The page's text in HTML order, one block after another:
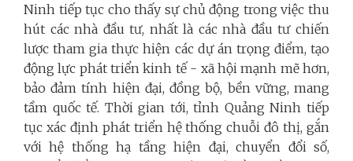
Ninh tiếp tục cho thấy sự chủ động trong việc thu
hút các nhà đầu tư, nhất là các nhà đầu tư chiến
lược tham gia thực hiện các dự án trọng điểm, tạo
động lực phát triển kinh tế - xã hội mạnh mẽ hơn,
bảo đảm tính hiện đại, đồng bộ, bền vững, mang
tầm quốc tế. Thời gian tới, tỉnh Quảng Ninh tiếp
tục xác định phát triển hệ thống chuỗi đô thị, gắn
với hệ thống hạ tầng hiện đại, chuyển đổi số,